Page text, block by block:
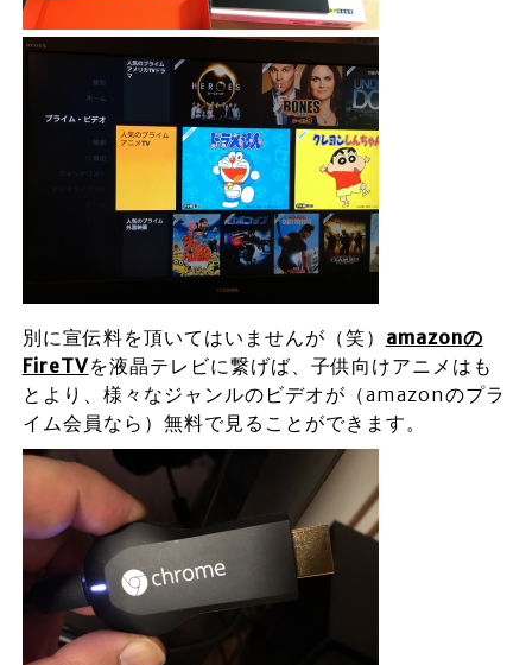
別に宣伝料を頂いてはいませんが（笑） amazonの
FireTVを液晶テレビに繋げば、子供向けアニメはも
とより、様々なジャンルのビデオが（amazonのプラ
イム会員なら）無料で見ることができます。